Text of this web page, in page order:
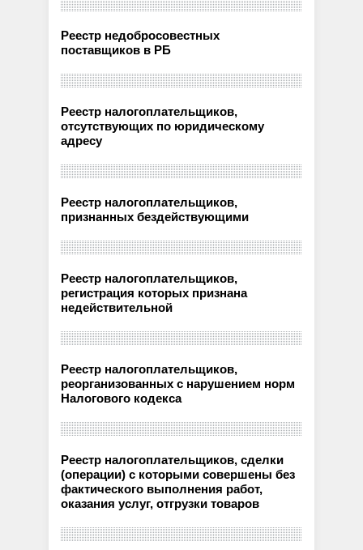
Реестр недобросовестных
поставщиков в РБ
Реестр налогоплательщиков,
отсутствующих по юридическому
адресу
Реестр налогоплательщиков,
признанных бездействующими
Реестр налогоплательщиков,
регистрация которых признана
недействительной
Реестр налогоплательщиков,
реорганизованных с нарушением норм
Налогового кодекса
Реестр налогоплательщиков, сделки
(операции) с которыми совершены без
фактического выполнения работ,
оказания услуг, отгрузки товаров